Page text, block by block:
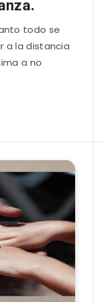
todo se
a la distancia
a no